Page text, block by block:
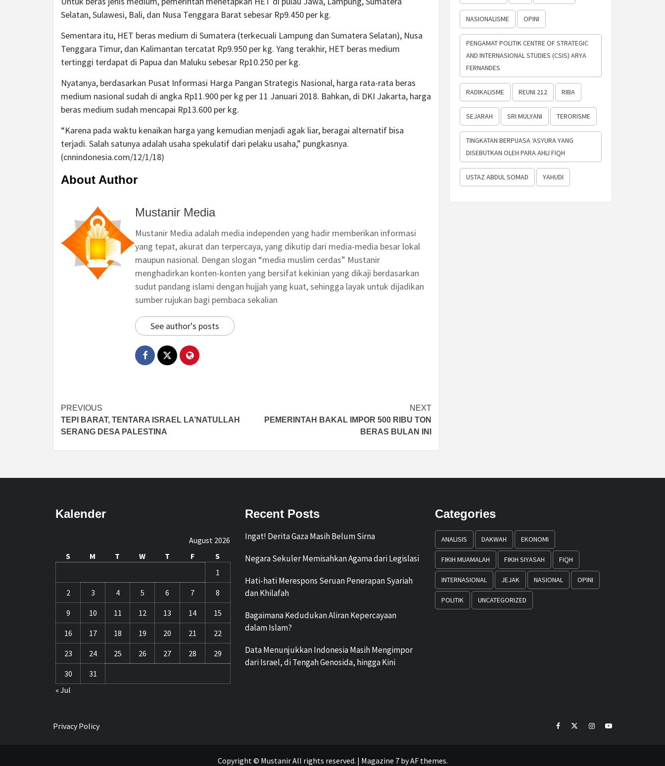
Selatan, Sulawesi, Bali, dan Nusa Tenggara Barat sebesar Rp9.450 per kg.
Sementara itu, HET beras medium di Sumatera (terkecuali Lampung dan Sumatera Selatan), Nusa
Tenggara Timur, dan Kalimantan tercatat Rp9.950 per kg. Yang terakhir, HET beras medium
tertinggi terdapat di Papua dan Maluku sebesar Rp10.250 per kg.
Nyatanya, berdasarkan Pusat Informasi Harga Pangan Strategis Nasional, harga rata-rata beras
medium nasional sudah di angka Rp11.900 per kg per 11 Januari 2018. Bahkan, di DKI Jakarta, harga
beras medium sudah mencapai Rp13.600 per kg.
“Karena pada waktu kenaikan harga yang kemudian menjadi agak liar, beragai alternatif bisa
terjadi. Salah satunya adalah usaha spekulatif dari pelaku usaha,” pungkasnya.
(cnnindonesia.com/12/1/18)
About Author
Mustanir Media
Mustanir Media adalah media independen yang hadir memberikan informasi
yang tepat, akurat dan terpercaya, yang dikutip dari media-media besar lokal
maupun nasional. Dengan slogan “media muslim cerdas” Mustanir
menghadirkan konten-konten yang bersifat kekinian yang dikaji berdasarkan
sudut pandang islami dengan hujjah yang kuat, sehingga layak untuk dijadikan
sumber rujukan bagi pembaca sekalian
See author's posts
Post
navigation
PREVIOUS
TEPI BARAT, TENTARA ISRAEL LA’NATULLAH
SERANG DESA PALESTINA
NEXT
PEMERINTAH BAKAL IMPOR 500 RIBU TON
BERAS BULAN INI
NASIONALISME OPINI
PENGAMAT POLITIK CENTRE OF STRATEGIC
AND INTERNASIONAL STUDIES (CSIS) ARYA
FERNANDES
RADIKALISME REUNI 212 RIBA
SEJARAH SRI MULYANI TERORISME
TINGKATAN BERPUASA ‘ASYURA YANG
DISEBUTKAN OLEH PARA AHLI FIQH
USTAZ ABDUL SOMAD YAHUDI
Kalender
August 2026
S
M T W T F
S
1
2 3 4 5 6 7 8
9 10 11 12 13 14 15
16 17 18 19 20 21 22
23 24 25 26 27 28 29
30
31
« Jul
Recent Posts
Ingat! Derita Gaza Masih Belum Sirna
Negara Sekuler Memisahkan Agama dari Legislasi
Hati-hati Merespons Seruan Penerapan Syariah
dan Khilafah
Bagaimana Kedudukan Aliran Kepercayaan
dalam Islam?
Data Menunjukkan Indonesia Masih Mengimpor
dari Israel, di Tengah Genosida, hingga Kini
Categories
ANALISIS DAKWAH EKONOMI
FIKIH MUAMALAH FIKIH SIYASAH FIQH
INTERNASIONAL JEJAK NASIONAL OPINI
POLITIK UNCATEGORIZED
Privacy Policy FacebookTwitterInstagram
Youtube
Copyright © Mustanir All rights reserved. | Magazine 7by AF themes.